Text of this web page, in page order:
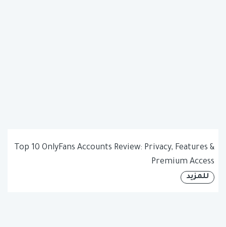
Top 10 OnlyFans Accounts Review: Privacy, Features &
Premium Access
للمزيد